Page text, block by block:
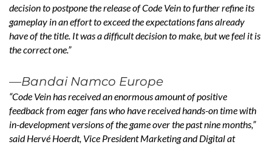
decision to postpone the release of Code Vein to further refine its
gameplay in an effort to exceed the expectations fans already
have of the title. It was a difficult decision to make, but we feel it is
the correct one.”
—Bandai Namco Europe
“Code Vein has received an enormous amount of positive
feedback from eager fans who have received hands-on time with
in-development versions of the game over the past nine months,”
said Hervé Hoerdt, Vice President Marketing and Digital at